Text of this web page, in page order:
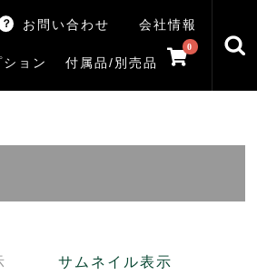
お問い合わせ 会社情報
ション 付属品/別売品
0
サムネイル表示